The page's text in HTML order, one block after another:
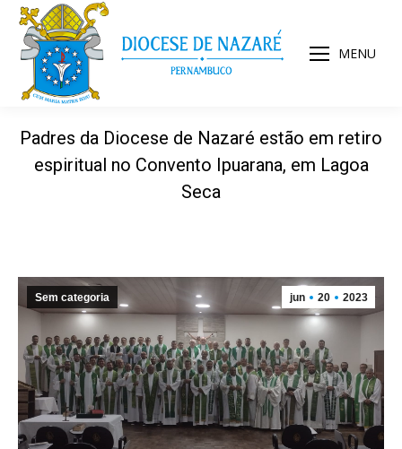
MENU
Padres da Diocese de Nazaré estão em retiro
espiritual no Convento Ipuarana, em Lagoa
Seca
jun 20 2023
Sem categoria